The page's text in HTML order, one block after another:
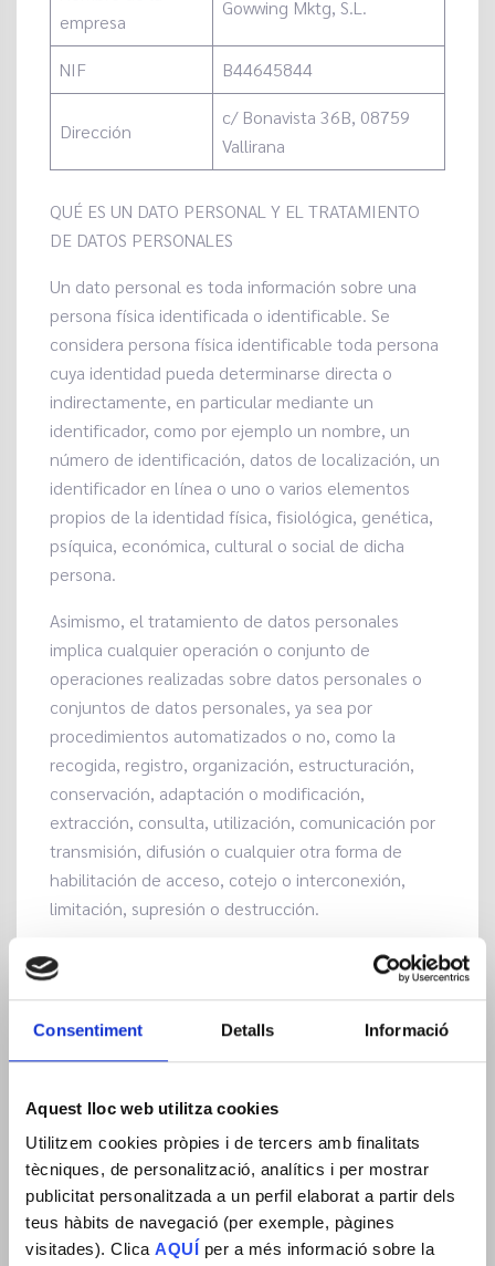
Consentiment Detalls Informació
Aquest lloc web utilitza cookies
Utilitzem cookies pròpies i de tercers amb finalitats
tècniques, de personalització, analítics i per mostrar
publicitat personalitzada a un perfil elaborat a partir dels
teus hàbits de navegació (per exemple, pàgines
visitades). Clica AQUÍ per a més informació sobre la
empresa
Gowwing Mktg, S.L.
NIF B44645844
Dirección
c/ Bonavista 36B, 08759
Vallirana
QUÉ ES UN DATO PERSONAL Y EL TRATAMIENTO
DE DATOS PERSONALES
Un dato personal es toda información sobre una
persona física identificada o identificable. Se
considera persona física identificable toda persona
cuya identidad pueda determinarse directa o
indirectamente, en particular mediante un
identificador, como por ejemplo un nombre, un
número de identificación, datos de localización, un
identificador en línea o uno o varios elementos
propios de la identidad física, fisiológica, genética,
psíquica, económica, cultural o social de dicha
persona.
Asimismo, el tratamiento de datos personales
implica cualquier operación o conjunto de
operaciones realizadas sobre datos personales o
conjuntos de datos personales, ya sea por
procedimientos automatizados o no, como la
recogida, registro, organización, estructuración,
conservación, adaptación o modificación,
extracción, consulta, utilización, comunicación por
transmisión, difusión o cualquier otra forma de
habilitación de acceso, cotejo o interconexión,
limitación, supresión o destrucción.
QUÉ TRATAMIENTOS REALIZAMOS SOBRE SUS
DATOS PERSONALES Y PARA QUÉ FINALIDADES
Solicitud de información por parte del usuario –
Gestionar la solicitud de información remitida por
contacto y/o la dirección de correo electrónico,
correo postal y/o número de teléfono facilitado a
través del sitio web.
QUÉ DATOS PERSONALES CAPTAMOS
A través de nuestra página web podemos recabar